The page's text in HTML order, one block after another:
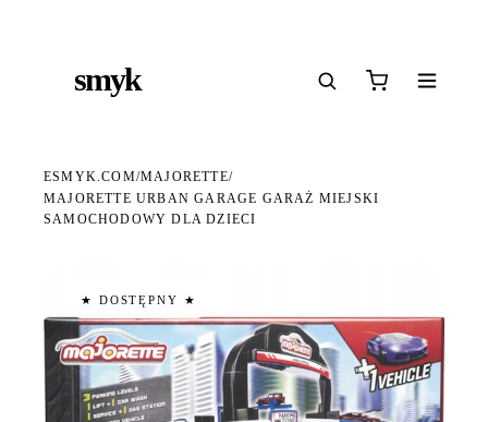
smyk
ESMYK.COM/MAJORETTE/
MAJORETTE URBAN GARAGE GARAŻ MIEJSKI
SAMOCHODOWY DLA DZIECI
★ DOSTĘPNY ★